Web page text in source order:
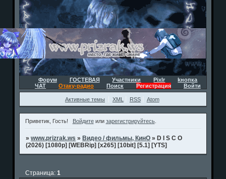
Форум ГОСТЕВАЯ Участники Pixlr
kнопка
ЧАТ
Отаку-радио Поиск Регистрация Войти
Активные темы XML RSS Atom
Приветик, Гость! Войдитеили зарегистрируйтесь.
»www.prizrak.ws » Видео / фильмы, КинО » D I S C O
(2026) [1080p] [WEBRip] [x265] [10bit] [5.1] [YTS]
Страница:1